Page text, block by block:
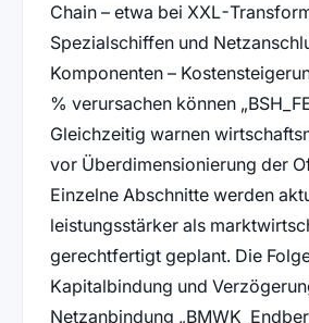
Chain – etwa bei XXL-
Spezialschiffen und
Komponenten –
% verursachen können
Gleichzeitig warnen
vor Überdimensionierung der
Einzelne Abschnitte werden
leistungsstärker als
gerechtfertigt geplant. Die
Kapitalbindung und
Netzanbindung